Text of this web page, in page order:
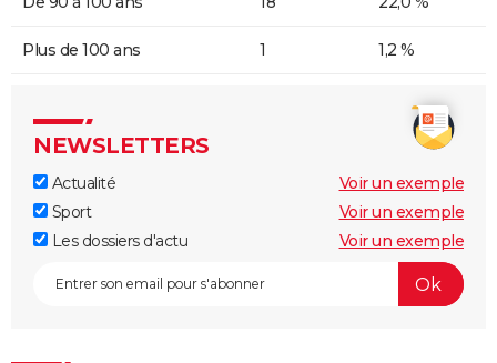
Plus de 100 ans 1 1,2 %
NEWSLETTERS
Actualité
Voir un exemple
Sport
Voir un exemple
Les dossiers d'actu
Voir un exemple